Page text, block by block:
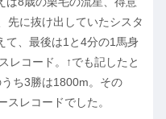
先に抜け出していたシスタ
て、最後は1と4分の1馬身
レコード。↑でも記したと
ち3勝は1800m。その
レコードでした。